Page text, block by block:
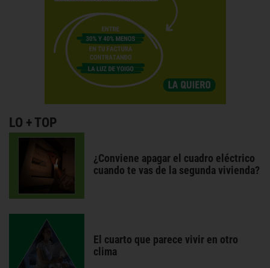
LO + TOP
¿Conviene apagar el cuadro eléctrico
cuando te vas de la segunda vivienda?
El cuarto que parece vivir en otro
clima